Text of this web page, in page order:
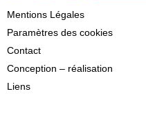
Mentions Légales
Paramètres des cookies
Contact
Conception – réalisation
Liens